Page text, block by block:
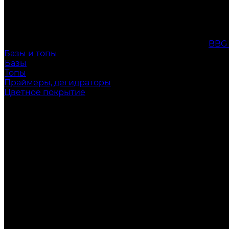
Базы и топы
Базы
Топы
Праймеры, дегидраторы
Цветное покрытие